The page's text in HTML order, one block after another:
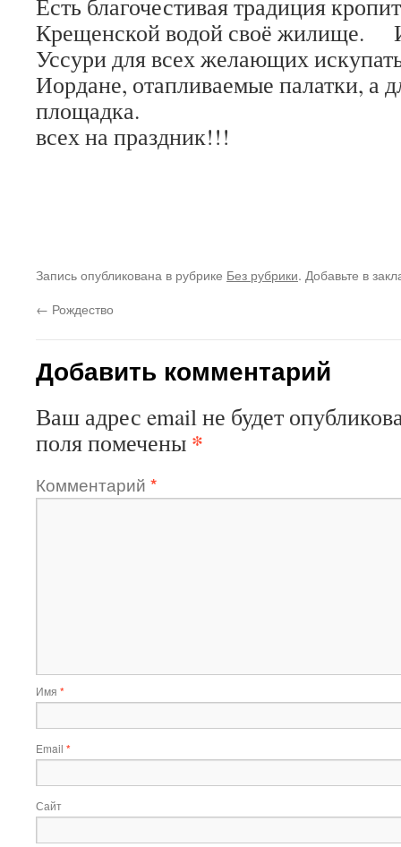
Есть благочестивая традиция
Крещенской водой своё жилище.
Уссури для всех желающих
Иордане, отапливаемые палатки, а
площадка. Мы
всех на праздник!!!
Запись опубликована в рубрике Без рубрики. Добавьте в
← Рождество
Добавить комментарий
Ваш адрес email не будет
поля помечены *
Комментарий *
Имя *
Email *
Сайт